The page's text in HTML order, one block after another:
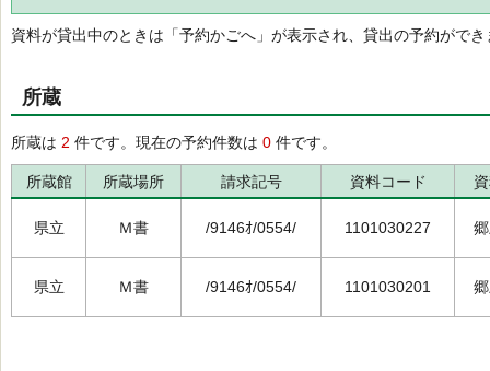
資料が貸出中のときは「予約かごへ」が表示され、貸出の予約ができ
所蔵
所蔵は 2 件です。現在の予約件数は 0 件です。
所蔵館 所蔵場所 請求記号 資料コード
県立 Ｍ書 /9146ｵ/0554/ 1101030227
県立 Ｍ書 /9146ｵ/0554/ 1101030201